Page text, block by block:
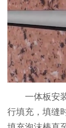
一体板安装
行填充，填缝